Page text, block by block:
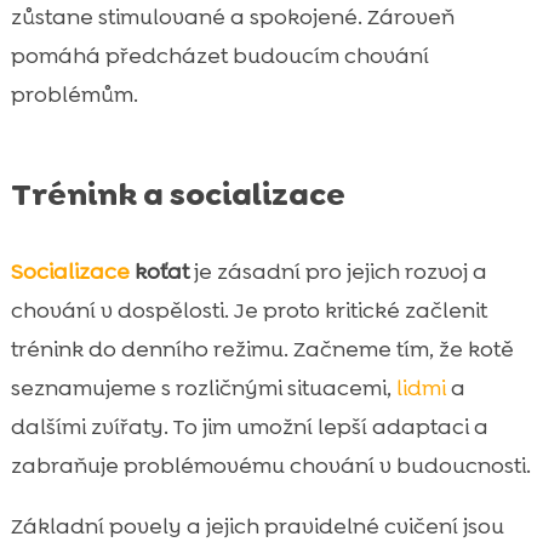
zůstane stimulované a spokojené. Zároveň
pomáhá předcházet budoucím chování
problémům.
Trénink a socializace
Socializacekoťatje zásadní pro jejich rozvoj a
chování v dospělosti. Je proto kritické začlenit
trénink do denního režimu. Začneme tím, že kotě
seznamujeme s rozličnými situacemi, lidmia
dalšími zvířaty. To jim umožní lepší adaptaci a
zabraňuje problémovému chování v budoucnosti.
Základní povely a jejich pravidelné cvičení jsou